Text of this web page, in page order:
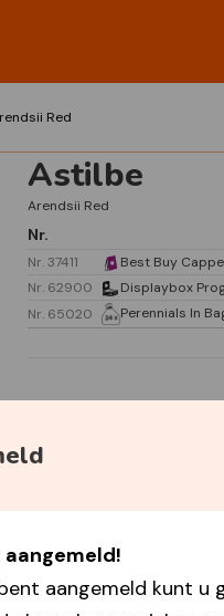
aangemeld!
aangemeld kunt u
Red
Astilbe
Arendsii Red
Nr.
Nr. 37411 Best Buy
Nr. 62900
Displaybox
Nr. 65020
Perennials In
Specificaties